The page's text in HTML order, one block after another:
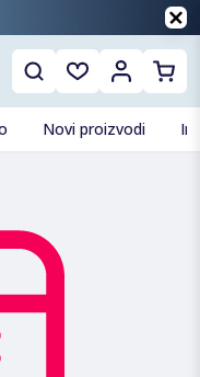
Novi proizvodi